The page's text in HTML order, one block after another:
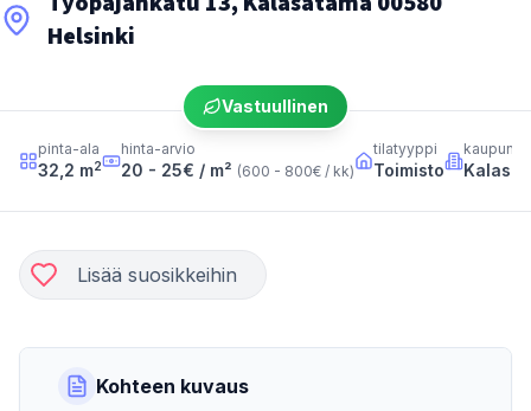
Helsinki
Vastuullinen
pinta-ala
32,2 m2
hinta-arvio
20 - 25€ / m² (600 - 800€ / kk)
tilatyyppi
Toimisto
Lisää suosikkeihin
Kohteen kuvaus